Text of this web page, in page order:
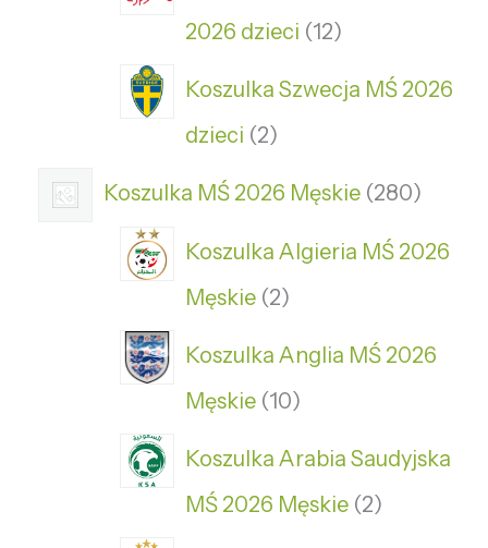
2026 dzieci 12
Koszulka Szwecja MŚ 2026
dzieci 2
Koszulka MŚ 2026 Męskie 280
Koszulka Algieria MŚ 2026
Męskie 2
Koszulka Anglia MŚ 2026
Męskie 10
Koszulka Arabia Saudyjska
MŚ 2026 Męskie 2